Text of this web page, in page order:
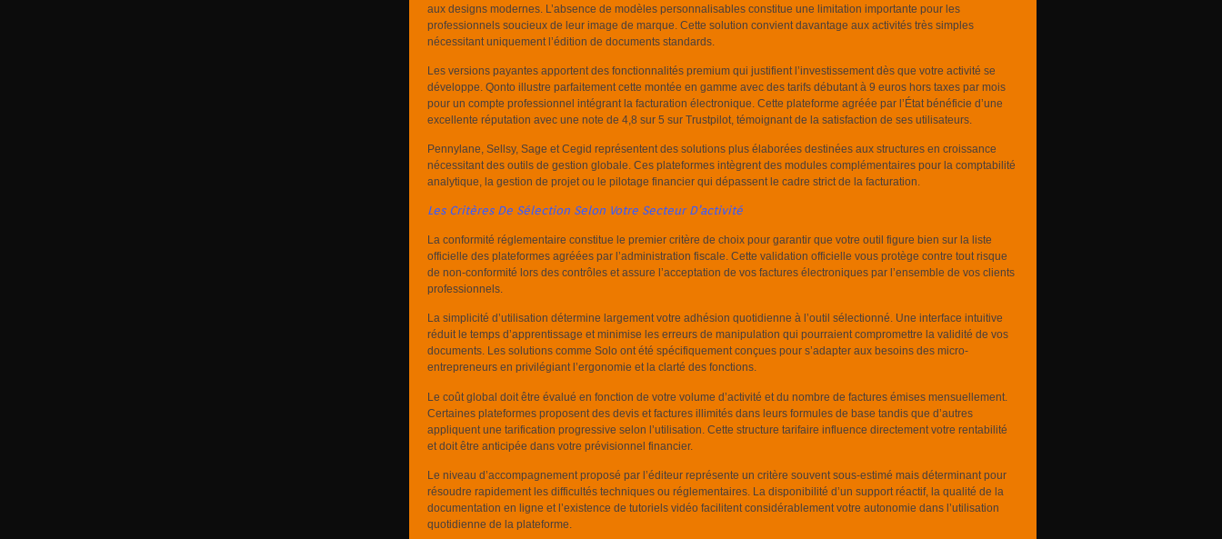
aux designs modernes. L’absence de modèles personnalisables constitue une limitation importante pour les
professionnels soucieux de leur image de marque. Cette solution convient davantage aux activités très simples
nécessitant uniquement l’édition de documents standards.
Les versions payantes apportent des fonctionnalités premium qui justifient l’investissement dès que votre activité se
développe. Qonto illustre parfaitement cette montée en gamme avec des tarifs débutant à 9 euros hors taxes par mois
pour un compte professionnel intégrant la facturation électronique. Cette plateforme agréée par l’État bénéficie d’une
excellente réputation avec une note de 4,8 sur 5 sur Trustpilot, témoignant de la satisfaction de ses utilisateurs.
Pennylane, Sellsy, Sage et Cegid représentent des solutions plus élaborées destinées aux structures en croissance
nécessitant des outils de gestion globale. Ces plateformes intègrent des modules complémentaires pour la comptabilité
analytique, la gestion de projet ou le pilotage financier qui dépassent le cadre strict de la facturation.
Les Critères De Sélection Selon Votre Secteur D’activité
La conformité réglementaire constitue le premier critère de choix pour garantir que votre outil figure bien sur la liste
officielle des plateformes agréées par l’administration fiscale. Cette validation officielle vous protège contre tout risque
de non-conformité lors des contrôles et assure l’acceptation de vos factures électroniques par l’ensemble de vos clients
professionnels.
La simplicité d’utilisation détermine largement votre adhésion quotidienne à l’outil sélectionné. Une interface intuitive
réduit le temps d’apprentissage et minimise les erreurs de manipulation qui pourraient compromettre la validité de vos
documents. Les solutions comme Solo ont été spécifiquement conçues pour s’adapter aux besoins des micro-
entrepreneurs en privilégiant l’ergonomie et la clarté des fonctions.
Le coût global doit être évalué en fonction de votre volume d’activité et du nombre de factures émises mensuellement.
Certaines plateformes proposent des devis et factures illimités dans leurs formules de base tandis que d’autres
appliquent une tarification progressive selon l’utilisation. Cette structure tarifaire influence directement votre rentabilité
et doit être anticipée dans votre prévisionnel financier.
Le niveau d’accompagnement proposé par l’éditeur représente un critère souvent sous-estimé mais déterminant pour
résoudre rapidement les difficultés techniques ou réglementaires. La disponibilité d’un support réactif, la qualité de la
documentation en ligne et l’existence de tutoriels vidéo facilitent considérablement votre autonomie dans l’utilisation
quotidienne de la plateforme.